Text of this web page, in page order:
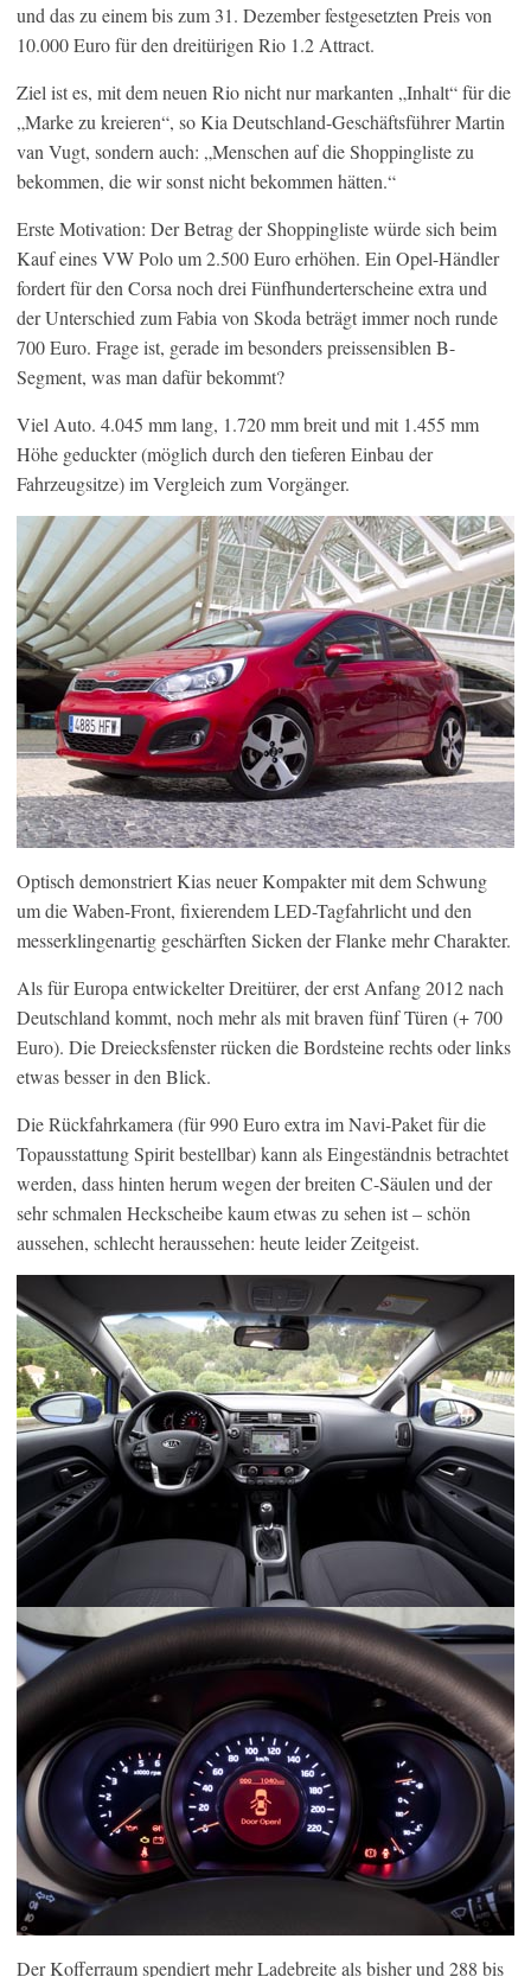
und das zu einem bis zum 31. Dezember festgesetzten Preis von
10.000 Euro für den dreitürigen Rio 1.2 Attract.
Ziel ist es, mit dem neuen Rio nicht nur markanten „Inhalt“ für die
„Marke zu kreieren“, so Kia Deutschland-Geschäftsführer Martin
van Vugt, sondern auch: „Menschen auf die Shoppingliste zu
bekommen, die wir sonst nicht bekommen hätten.“
Erste Motivation: Der Betrag der Shoppingliste würde sich beim
Kauf eines VW Polo um 2.500 Euro erhöhen. Ein Opel-Händler
fordert für den Corsa noch drei Fünfhunderterscheine extra und
der Unterschied zum Fabia von Skoda beträgt immer noch runde
700 Euro. Frage ist, gerade im besonders preissensiblen B-
Segment, was man dafür bekommt?
Viel Auto. 4.045 mm lang, 1.720 mm breit und mit 1.455 mm
Höhe geduckter (möglich durch den tieferen Einbau der
Fahrzeugsitze) im Vergleich zum Vorgänger.
Optisch demonstriert Kias neuer Kompakter mit dem Schwung
um die Waben-Front, fixierendem LED-Tagfahrlicht und den
messerklingenartig geschärften Sicken der Flanke mehr Charakter.
Als für Europa entwickelter Dreitürer, der erst Anfang 2012 nach
Deutschland kommt, noch mehr als mit braven fünf Türen (+ 700
Euro). Die Dreiecksfenster rücken die Bordsteine rechts oder links
etwas besser in den Blick.
Die Rückfahrkamera (für 990 Euro extra im Navi-Paket für die
Topausstattung Spirit bestellbar) kann als Eingeständnis betrachtet
werden, dass hinten herum wegen der breiten C-Säulen und der
sehr schmalen Heckscheibe kaum etwas zu sehen ist – schön
aussehen, schlecht heraussehen: heute leider Zeitgeist.
Der Kofferraum spendiert mehr Ladebreite als bisher und 288 bis